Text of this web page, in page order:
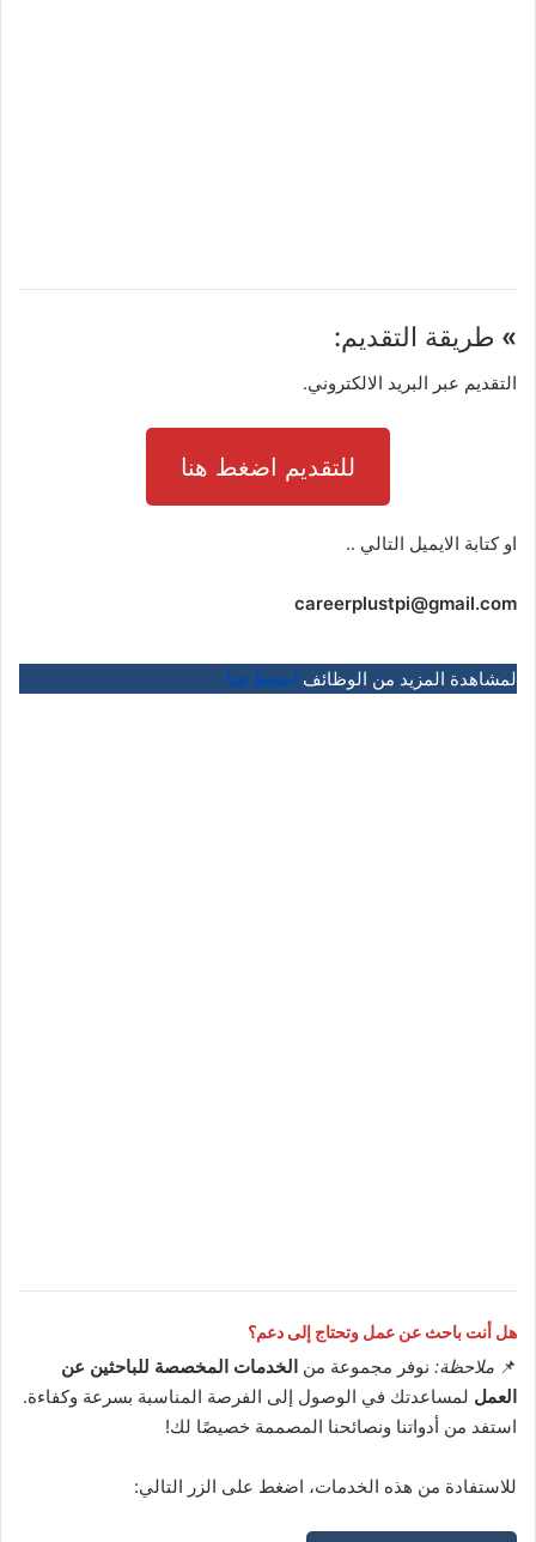
» طريقة التقديم:
التقديم عبر البريد الالكتروني.
للتقديم اضغط هنا
او كتابة الايميل التالي ..
careerplustpi@gmail.com
لمشاهدة المزيد من الوظائف اضغط هنا
هل أنت باحث عن عمل وتحتاج إلى دعم؟
📌 ملاحظة: نوفر مجموعة من الخدمات المخصصة للباحثين عن
العمل لمساعدتك في الوصول إلى الفرصة المناسبة بسرعة وكفاءة.
استفد من أدواتنا ونصائحنا المصممة خصيصًا لك!
للاستفادة من هذه الخدمات، اضغط على الزر التالي: